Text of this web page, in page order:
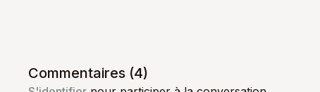
Commentaires (4)